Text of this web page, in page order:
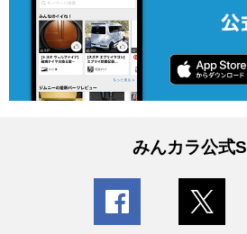
みんカラ公式